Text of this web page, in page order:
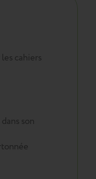
cahiers
son